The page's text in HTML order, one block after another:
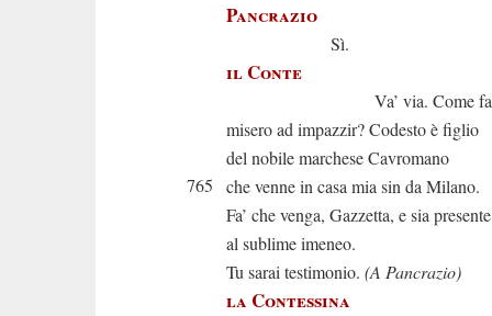
Pancrazio
Sì.
il Conte
Va’ via. Come
misero ad impazzir? Codesto è figlio
del nobile marchese Cavromano
765
che venne in casa mia sin da Milano.
Fa’ che venga, Gazzetta, e sia presente
al sublime imeneo.
Tu sarai testimonio. (A Pancrazio)
la Contessina